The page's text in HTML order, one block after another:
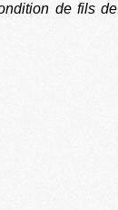
de fils de